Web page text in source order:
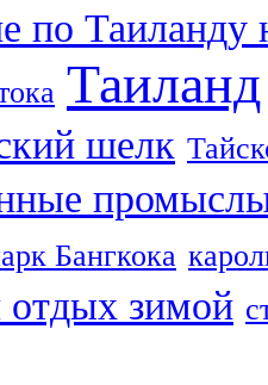
по Таиланду
Таиланд
шелк
Бангкока
зимой